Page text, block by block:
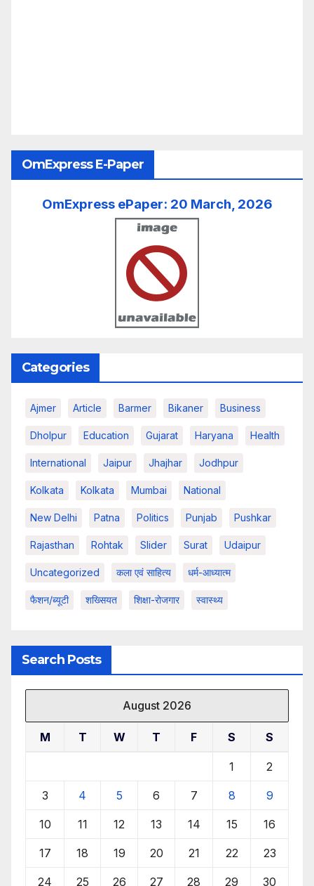
OmExpress E-Paper
OmExpress ePaper: 20 March, 2026
Categories
Ajmer Article Barmer Bikaner Business
Dholpur Education Gujarat Haryana Health
International Jaipur Jhajhar Jodhpur
Kolkata Kolkata Mumbai National
New Delhi Patna Politics Punjab Pushkar
Rajasthan Rohtak Slider Surat Udaipur
Uncategorized कला एवं साहित्य धर्म-आध्यात्म
फैशन/ब्यूटी शख्सियत शिक्षा-रोजगार स्वास्थ्य
Search Posts
August 2026
M T W T F S S
1 2
3 4 5 6 7 8 9
10 11 12 13 14 15 16
17 18 19 20 21 22 23
24 25 26 27 28 29 30